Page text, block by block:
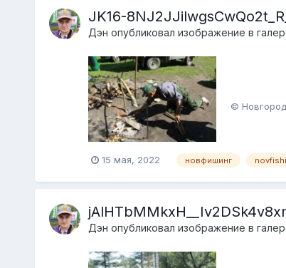
JK16-
Дэн опубликовал изображение в
©
15 мая, 2022 новфишинг
Дэн опубликовал изображение в